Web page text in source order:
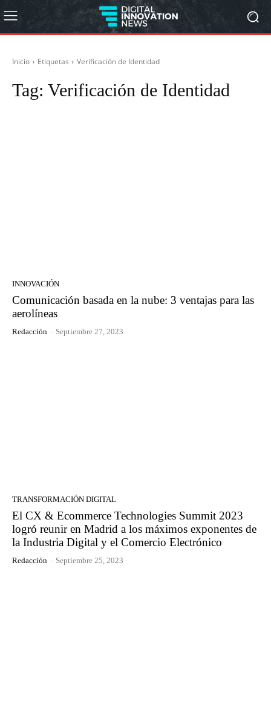
Inicio Etiquetas Verificación de Identidad
Tag: Verificación de Identidad
INNOVACIÓN
Comunicación basada en la nube: 3 ventajas para las
aerolíneas
Redacción - Septiembre 27, 2023
TRANSFORMACIÓN DIGITAL
El CX & Ecommerce Technologies Summit 2023
logró reunir en Madrid a los máximos exponentes de
la Industria Digital y el Comercio Electrónico
Redacción - Septiembre 25, 2023